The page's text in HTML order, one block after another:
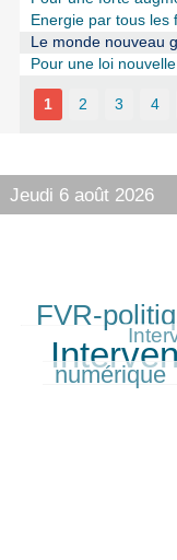
Energie par tous les
Le monde nouveau
Pour une loi
1 2 3 4
Jeudi 6 août 2026
294/420
FVR-
420/420
228/420
numérique
356/420
119/420